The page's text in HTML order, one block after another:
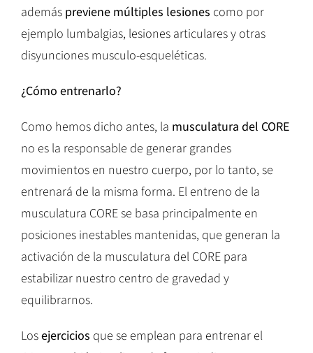
además previene múltiples lesiones como por
ejemplo lumbalgias, lesiones articulares y otras
disyunciones musculo-esqueléticas.
¿Cómo entrenarlo?
Como hemos dicho antes, la musculatura del CORE
no es la responsable de generar grandes
movimientos en nuestro cuerpo, por lo tanto, se
entrenará de la misma forma. El entreno de la
musculatura CORE se basa principalmente en
posiciones inestables mantenidas, que generan la
activación de la musculatura del CORE para
estabilizar nuestro centro de gravedad y
equilibrarnos.
Losejercicios que se emplean para entrenar el